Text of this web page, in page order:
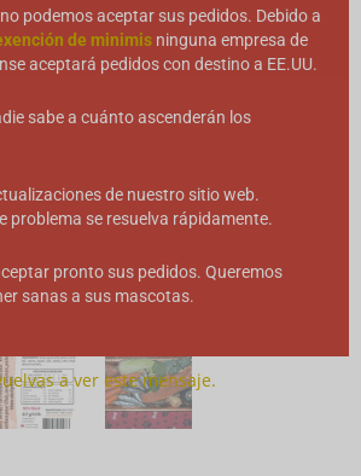
podemos aceptar sus pedidos. Debido a
de minimis ninguna empresa de
aceptará pedidos con destino a EE.UU.
sabe a cuánto ascenderán los
de nuestro sitio web.
problema se resuelva rápidamente.
pronto sus pedidos. Queremos
sanas a sus mascotas.
a ver este mensaje.